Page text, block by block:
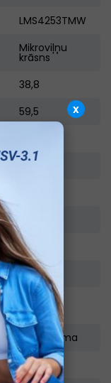
LMS4253TMW
Mikroviļņu
krāsns
38,8
59,5
18
Nav
Ir
Nav
Iebūvējama
900
x